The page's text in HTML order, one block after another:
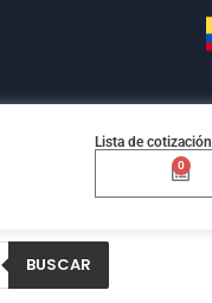
Lista de cotización
0
BUSCAR